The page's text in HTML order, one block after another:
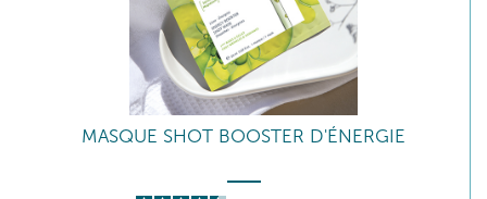
MASQUE SHOT BOOSTER D'ÉNERGIE